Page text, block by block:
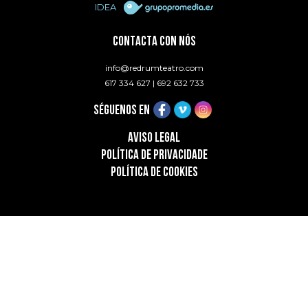
IDEA
CONTACTA CON NÓS
info@redrumteatro.com
617 334 627 | 692 632 733
SÉGUENOS EN
AVISO LEGAL
POLÍTICA DE PRIVACIDADE
POLÍTICA DE COOKIES